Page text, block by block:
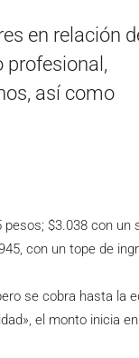
en relación
profesional,
así como
$3.038 con un
con un tope de
se cobra hasta la
el monto inicia